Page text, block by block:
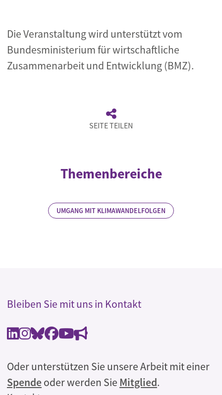
Die Veranstaltung wird unterstützt vom
Bundesministerium für wirtschaftliche
Zusammenarbeit und Entwicklung (BMZ).
SEITE TEILEN
Themenbereiche
UMGANG MIT KLIMAWANDELFOLGEN
Bleiben Sie mit uns in Kontakt
Oder unterstützen Sie unsere Arbeit mit einer
Spendeoder werden Sie Mitglied.